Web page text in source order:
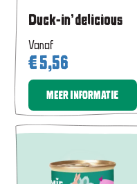
Duck-in’ delicious
Vanaf
€5,56
MEER INFORMATIE